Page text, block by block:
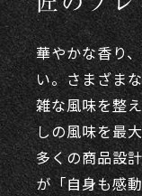
華やかな香り
い。さまざま
雑な風味を整
しの風味を最
多くの商品設
が「自身も感